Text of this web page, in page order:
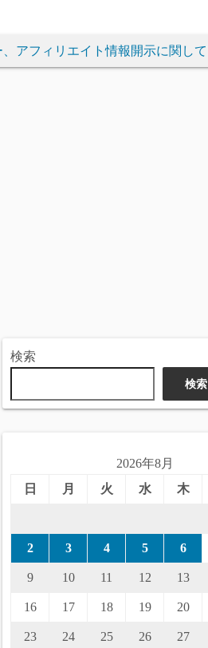
アフィリエイト情報開示に関して
検索
検索
2026年8月
日
月 火 水 木
2 3 4 5 6
9 10 11 12 13
16 17 18 19 20
23 24 25 26 27